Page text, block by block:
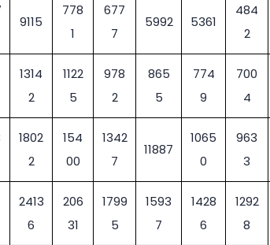
9115
778
1
677
7
5992 5361
484
2
1314
2
1122
5
978
2
865
5
774
9
700
4
1802
2
154
00
1342
7
11887
1065
0
963
3
2413
6
206
31
1799
5
1593
7
1428
6
1292
8